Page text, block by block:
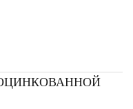
ОЦИНКОВАННОЙ